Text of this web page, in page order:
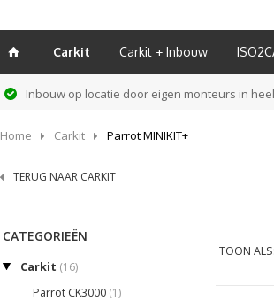
ï Carkit Carkit + Inbouw
Inbouw op locatie door eigen monteurs in
Home Carkit Parrot MINIKIT+
TERUG NAAR CARKIT
CATEGORIEËN
Carkit (16)
Parrot CK3000 (1)
TOON ALS: